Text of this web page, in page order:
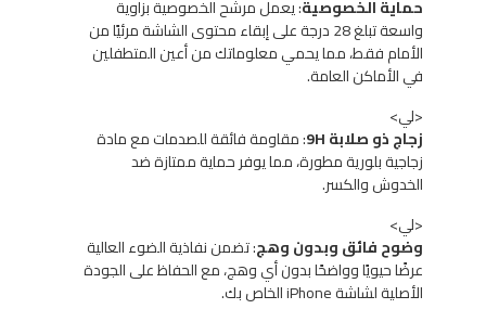
حماية الخصوصية: يعمل مرشح الخصوصية بزاوية
واسعة تبلغ 28 درجة على إبقاء محتوى الشاشة مرئيًا من
الأمام فقط، مما يحمي معلوماتك من أعين المتطفلين
في الأماكن العامة.
<لي>
زجاج ذو صلابة 9H
: مقاومة فائقة للصدمات مع مادة
زجاجية بلورية مطورة، مما يوفر حماية ممتازة ضد
الخدوش والكسر.
<لي>
وضوح فائق وبدون وهج: تضمن نفاذية الضوء العالية
عرضًا حيويًا وواضحًا بدون أي وهج، مع الحفاظ على الجودة
الأصلية لشاشة iPhone الخاص بك.